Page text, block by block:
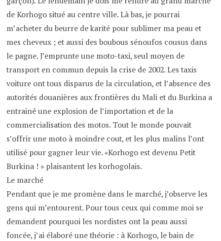
de Korhogo situé au centre ville. Là bas, je pourrai
m’acheter du beurre de karité pour sublimer ma peau et
mes cheveux ; et aussi des boubous sénoufos cousus dans
le pagne. J’emprunte une moto-taxi, seul moyen de
transport en commun depuis la crise de 2002. Les taxis
voiture ont tous disparus de la circulation, et l’absence des
autorités douanières aux frontières du Mali et du Burkina a
entrainé une explosion de l’importation et de la
commercialisation des motos. Tout le monde pouvait
s’offrir une moto à moindre cout, et les plus malins l’ont
utilisé pour gagner leur vie. «Korhogo est devenu Petit
Burkina ! » plaisantent les korhogolais.
Le marché
Pendant que je me promène dans le marché, j’observe les
gens qui m’entourent. Pour tous ceux qui comme moi se
demandent pourquoi les nordistes ont la peau aussi
foncée, j’ai élaboré une théorie : à Korhogo, le bain de